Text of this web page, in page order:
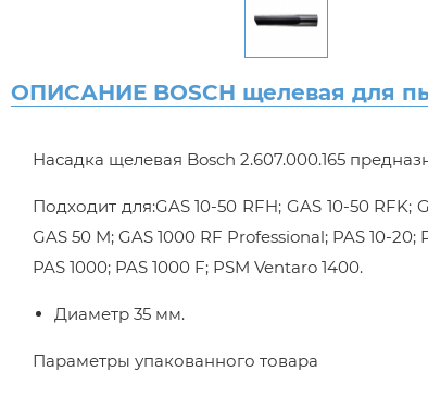
ОПИСАНИЕ BOSCH щелевая для
Насадка щелевая Bosch 2.607.000.165
Подходит для:GAS 10-50 RFH; GAS 10-50 RFK;
GAS 50 M; GAS 1000 RF Professional; PAS 10-20;
PAS 1000; PAS 1000 F; PSM Ventaro 1400.
Диаметр 35 мм.
Параметры упакованного товара